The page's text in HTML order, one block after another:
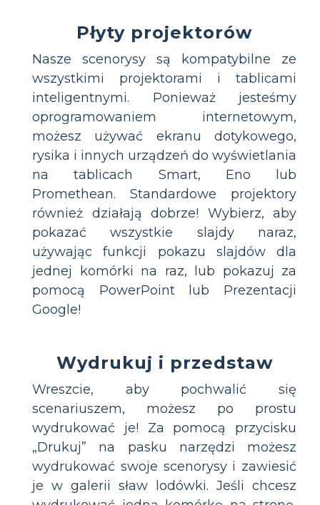
Płyty projektorów
Nasze scenorysy są kompatybilne ze
wszystkimi projektorami i tablicami
inteligentnymi. Ponieważ jesteśmy
oprogramowaniem internetowym,
możesz używać ekranu dotykowego,
rysika i innych urządzeń do wyświetlania
na tablicach Smart, Eno lub
Promethean. Standardowe projektory
również działają dobrze! Wybierz, aby
pokazać wszystkie slajdy naraz,
używając funkcji pokazu slajdów dla
jednej komórki na raz, lub pokazuj za
pomocą PowerPoint lub Prezentacji
Google!
Wydrukuj i przedstaw
Wreszcie, aby pochwalić się
scenariuszem, możesz po prostu
wydrukować je! Za pomocą przycisku
„Drukuj” na pasku narzędzi możesz
wydrukować swoje scenorysy i zawiesić
je w galerii sław lodówki. Jeśli chcesz